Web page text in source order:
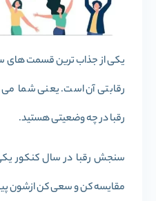
رقابتی آن است. یعنی شما می
رقبا در چه وضعیتی هستید.
سنجش رقبا در سال کنکور یکی
مقایسه کن و سعی کن ازشون